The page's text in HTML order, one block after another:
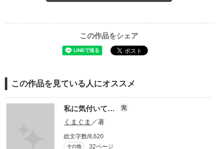
この作品をシェア
この作品を見ている人にオススメ
私に気付いて… 完
くまぐま ／著
総文字数/8,620
その他 32ページ